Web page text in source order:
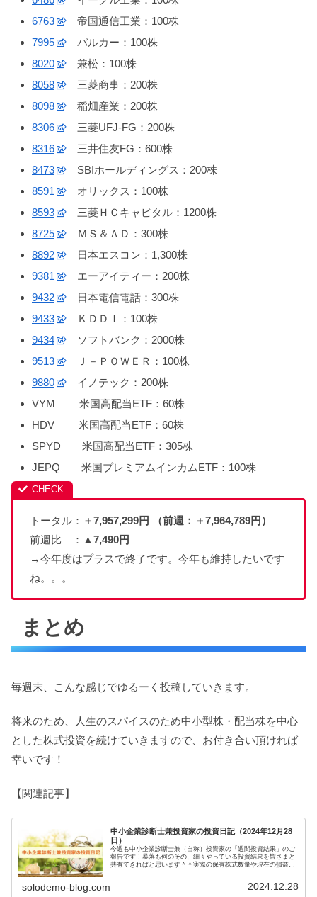
6763
帝国通信工業：100株
7995
バルカー：100株
8020
兼松：100株
8058
三菱商事：200株
8098
稲畑産業：200株
8306
三菱UFJ-FG：200株
8316
三井住友FG：600株
8473
SBIホールディングス：200株
8591
オリックス：100株
8593
三菱ＨＣキャピタル：1200株
8725
ＭＳ＆ＡＤ：300株
8892
日本エスコン：1,300株
9381
エーアイティー：200株
9432
日本電信電話：300株
9433
ＫＤＤＩ：100株
9434
ソフトバンク：2000株
9513
Ｊ－ＰＯＷＥＲ：100株
9880
イノテック：200株
VYM 米国高配当ETF：60株
HDV 米国高配当ETF：60株
SPYD 米国高配当ETF：305株
JEPQ 米国プレミアムインカムETF：100株
トータル： ＋7,957,299円 （前週：＋7,964,789円）
前週比 ： ▲7,490円
→今年度はプラスで終了です。今年も維持したいです
ね。。。
まとめ
毎週末、こんな感じでゆるーく投稿していきます。
将来のため、人生のスパイスのため中小型株・配当株を中心
とした株式投資を続けていきますので、お付き合い頂ければ
幸いです！
【関連記事】
中小企業診断士兼投資家の投資日記（2024年12月28
日）
今週も中小企業診断士兼（自称）投資家の「週間投資結果」のご
報告です！暴落も何のその、細々やっている投資結果を皆さまと
共有できればと思います＾＾実際の保有株式数量や現在の損益状
solodemo-blog.com 2024.12.28